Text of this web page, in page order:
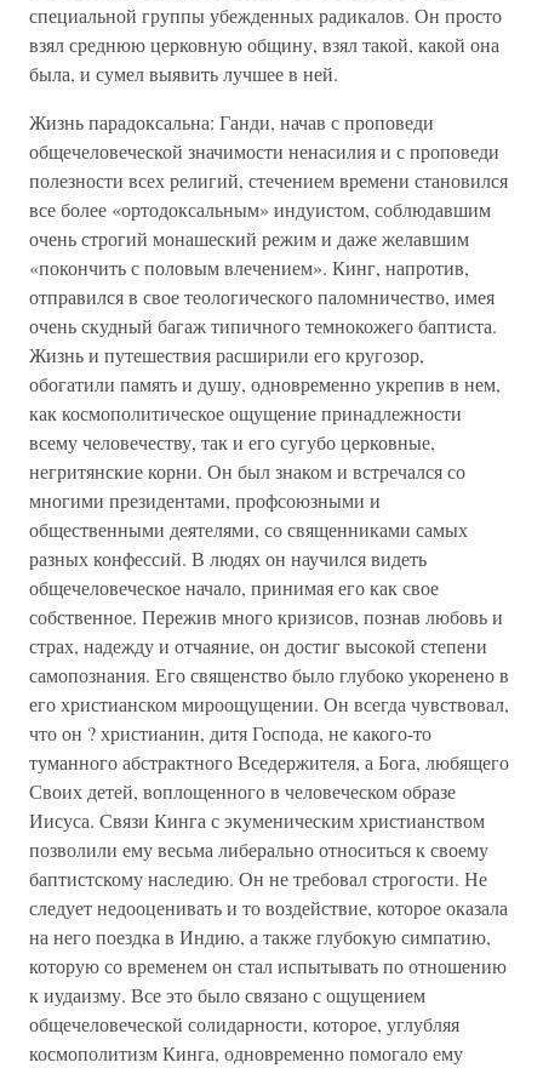
специальной группы убежденных радикалов. Он просто
взял среднюю церковную общину, взял такой, какой она
была, и сумел выявить лучшее в ней.
Жизнь парадоксальна: Ганди, начав с проповеди
общечеловеческой значимости ненасилия и с проповеди
полезности всех религий, стечением времени становился
все более «ортодоксальным» индуистом, соблюдавшим
очень строгий монашеский режим и даже желавшим
«покончить с половым влечением». Кинг, напротив,
отправился в свое теологического паломничество, имея
очень скудный багаж типичного темнокожего баптиста.
Жизнь и путешествия расширили его кругозор,
обогатили память и душу, одновременно укрепив в нем,
как космополитическое ощущение принадлежности
всему человечеству, так и его сугубо церковные,
негритянские корни. Он был знаком и встречался со
многими президентами, профсоюзными и
общественными деятелями, со священниками самых
разных конфессий. В людях он научился видеть
общечеловеческое начало, принимая его как свое
собственное. Пережив много кризисов, познав любовь и
страх, надежду и отчаяние, он достиг высокой степени
самопознания. Его священство было глубоко укоренено в
его христианском мироощущении. Он всегда чувствовал,
что он ? христианин, дитя Господа, не какого-то
туманного абстрактного Вседержителя, а Бога, любящего
Своих детей, воплощенного в человеческом образе
Иисуса. Связи Кинга с экуменическим христианством
позволили ему весьма либерально относиться к своему
баптистскому наследию. Он не требовал строгости. Не
следует недооценивать и то воздействие, которое оказала
на него поездка в Индию, а также глубокую симпатию,
которую со временем он стал испытывать по отношению
к иудаизму. Все это было связано с ощущением
общечеловеческой солидарности, которое, углубляя
космополитизм Кинга, одновременно помогало ему